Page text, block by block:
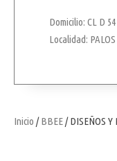
Inicio /BBEE/ DISEÑOS Y
Domicilio: CL D 54
Localidad: